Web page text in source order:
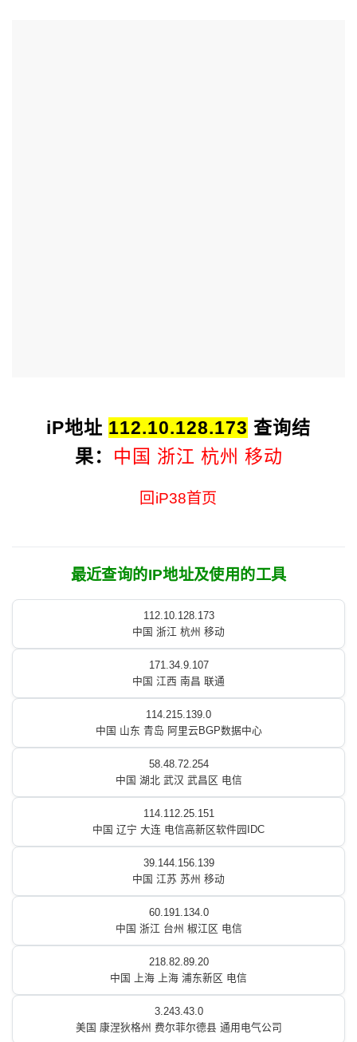
iP地址 112.10.128.173 查询结
果： 中国 浙江 杭州 移动
回iP38首页
最近查询的IP地址及使用的工具
112.10.128.173
中国 浙江 杭州 移动
171.34.9.107
中国 江西 南昌 联通
114.215.139.0
中国 山东 青岛 阿里云BGP数据中心
58.48.72.254
中国 湖北 武汉 武昌区 电信
114.112.25.151
中国 辽宁 大连 电信高新区软件园IDC
39.144.156.139
中国 江苏 苏州 移动
60.191.134.0
中国 浙江 台州 椒江区 电信
218.82.89.20
中国 上海 上海 浦东新区 电信
3.243.43.0
美国 康涅狄格州 费尔菲尔德县 通用电气公司